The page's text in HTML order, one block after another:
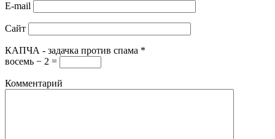
E-mail
Сайт
КАПЧА - задачка против спама *
восемь − 2 =
Комментарий